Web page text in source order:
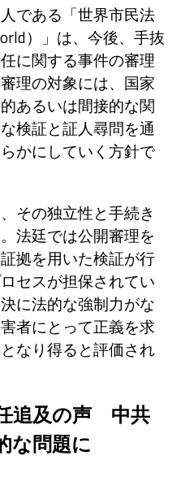
である「世界市民法
）」は、今後、手抜
に関する事件の審理
理の対象には、国家
あるいは間接的な関
検証と証人尋問を通
かにしていく方針で
その独立性と手続き
法廷では公開審理を
拠を用いた検証が行
セスが担保されてい
に法的な強制力がな
者にとって正義を求
なり得ると評価され
追及の声 中共
な問題に